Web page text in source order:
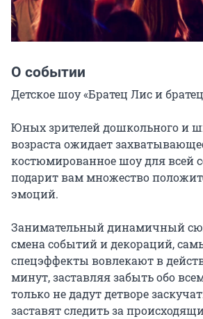
О событии
Детское шоу «Братец Лис и
Юных зрителей дошкольного и
возраста ожидает
костюмированное шоу для всей
подарит вам множество
эмоций.
Занимательный динамичный
смена событий и декораций,
спецэффекты вовлекают в
минут, заставляя забыть обо
только не дадут детворе
заставят следить за